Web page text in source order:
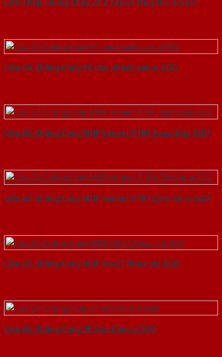
Cửa Gỗ Chống Cháy P1 cho khach san-a-SGD
Cửa Gỗ Chống Cháy MDF Veneer P1R5 Xoan Đào-SGD
Cửa Gỗ Chống Cháy MDF Veneer P1R4 Căm Xe-a-SGD
Cửa Gỗ Chống Cháy MDF O4-C1 Phào chi-SGD
Cửa Gỗ Chống Cháy 2P Sơn Xám-a-SGD